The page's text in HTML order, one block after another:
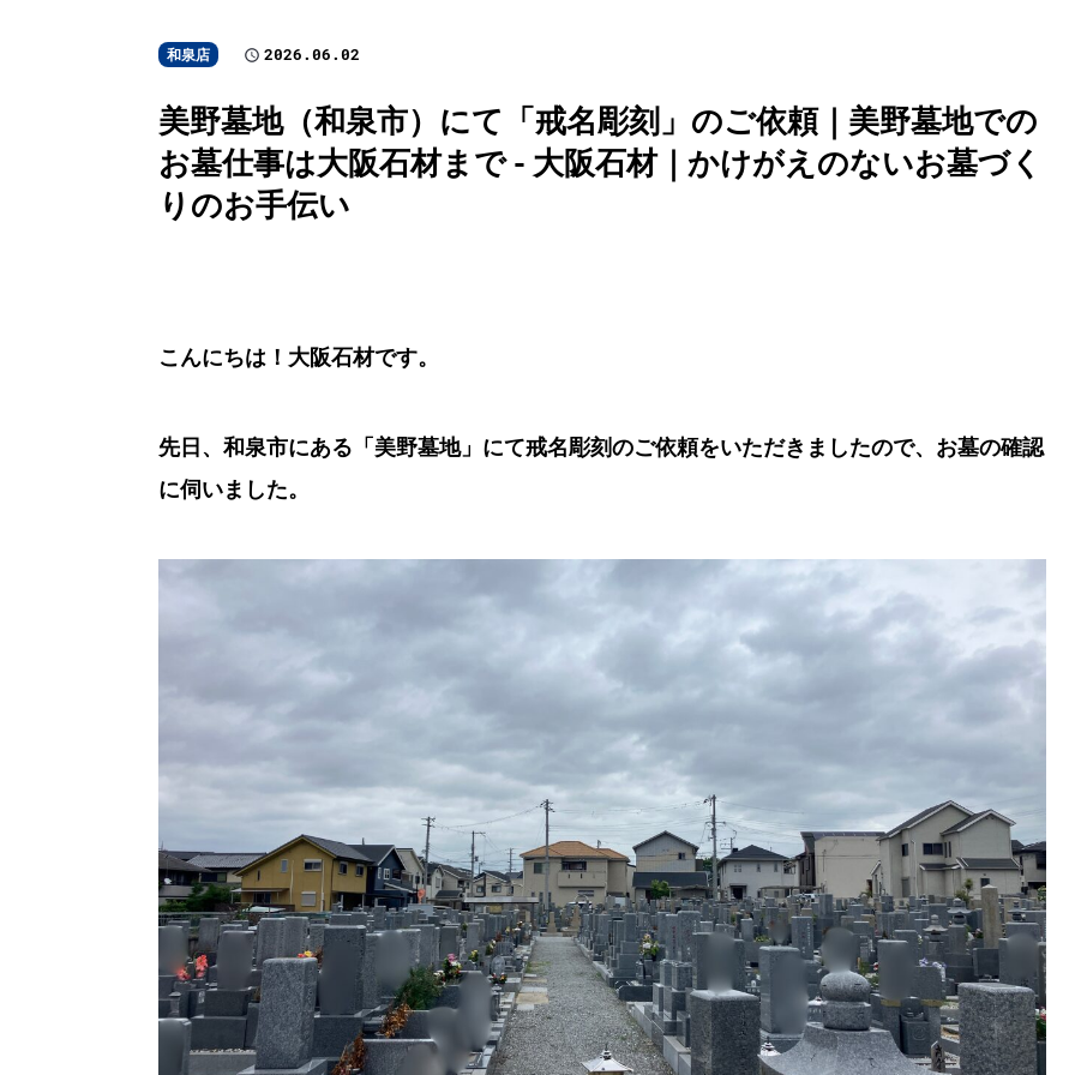
和泉店 2026.06.02
美野墓地（和泉市）にて「戒名彫刻」のご依頼｜美野墓地での
お墓仕事は大阪石材まで - 大阪石材｜かけがえのないお墓づく
りのお手伝い
こんにちは！大阪石材です。
先日、和泉市にある「美野墓地」にて戒名彫刻のご依頼をいただきましたので、お墓の確認
に伺いました。